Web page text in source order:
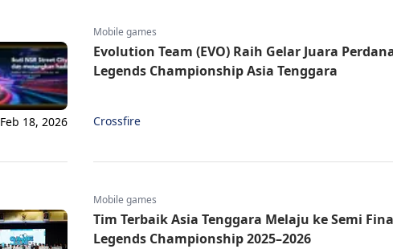
Feb 18, 2026
Mobile games
Evolution Team (EVO) Raih Gelar Juara
Legends Championship Asia Tenggara
Crossfire
Mobile games
Tim Terbaik Asia Tenggara Melaju ke Semi
Legends Championship 2025–2026
Via